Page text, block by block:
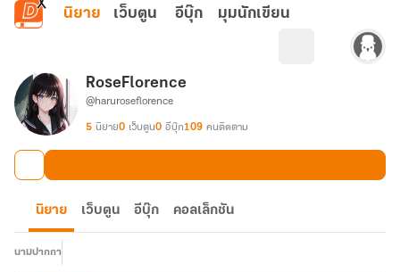
ข้ามไปยังเนื้อหาหลัก
นิยาย เว็บตูน อีบุ๊ก มุมนักเขียน
RoseFlorence
@haruroseflorence
5 นิยาย0 เว็บตูน0 อีบุ๊ก109 คนติดตาม
นิยาย เว็บตูน อีบุ๊ก คอลเล็กชัน
นามปากกา